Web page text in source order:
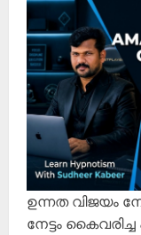
ഉന്നത വിജയം
നേട്ടം